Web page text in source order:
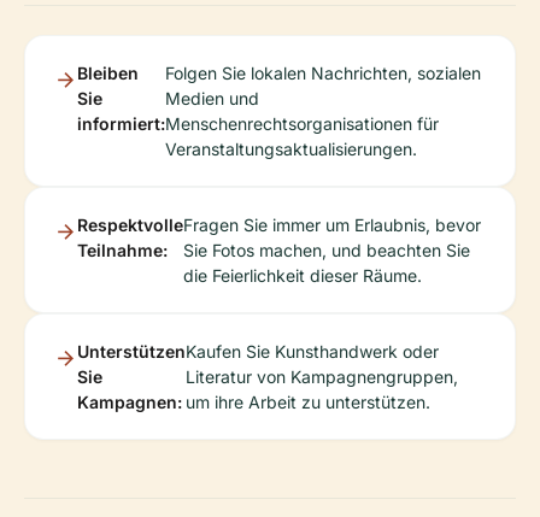
Bleiben
Sie
informiert:
Folgen Sie lokalen Nachrichten, sozialen
Medien und
Menschenrechtsorganisationen für
Veranstaltungsaktualisierungen.
Respektvolle
Teilnahme:
Fragen Sie immer um Erlaubnis, bevor
Sie Fotos machen, und beachten Sie
die Feierlichkeit dieser Räume.
Unterstützen
Sie
Kampagnen:
Kaufen Sie Kunsthandwerk oder
Literatur von Kampagnengruppen,
um ihre Arbeit zu unterstützen.